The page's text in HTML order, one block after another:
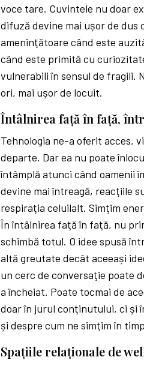
voce tare. Cuvintele nu doar
difuză devine mai ușor de dus
ameninţătoare când este
când este primită cu
vulnerabili în sensul de fragili.
ori, mai ușor de locuit.
Întâlnirea faţă în faţă,
Tehnologia ne-a oferit acces,
departe. Dar ea nu poate
întâmplă atunci când oamenii
devine mai întreagă, reacţiile
respiraţia celuilalt. Simţim
În întâlnirea faţă în faţă, nu
schimbă totul. O idee spusă
altă greutate decât aceeași
un cerc de conversaţie poate
a încheiat. Poate tocmai de
doar în jurul conţinutului, ci și
și despre cum ne simţim în
Spaţiile relaţionale de